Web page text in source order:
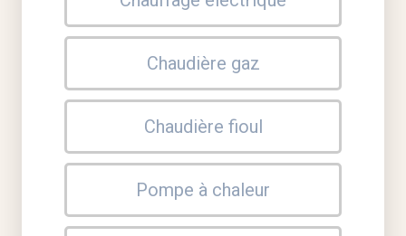
Chaudière gaz
Chaudière fioul
Pompe à chaleur